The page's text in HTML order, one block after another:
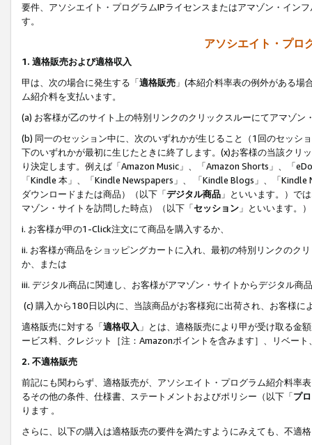
要件、アソシエイト・プログラムIPライセンスまたはアマゾン・イン
す。
アソシエイト・プロ
1. 適格販売および適格収入
甲は、次の場合に発生する「適格販売 」(本紹介料率表の例外がある
ム紹介料を支払います。
(a) お客様が乙のサイト上の特別リンクのクリックスルーにてアマゾン
(b) 同一のセッション中に、次のいずれかが生じること（1回のセッシ
下のいずれかが最初に生じたときに終了します。(x)お客様の当該ク
り決定します。例えば「Amazon Music」、「Amazon Shorts」、「
「Kindle 本」、「Kindle Newspapers」、 「Kindle Blogs」、「
ダウンロードまたは商品）（以下「デジタル商品 」といいます。）で
マゾン・サイトを訪問した時点）（以下「セッション 」といいます。
i. お客様が甲の1-Click注文にて商品を購入するか、
ii. お客様が商品をショッピングカートに入れ、最初の特別リンクのク
か、または
iii. デジタル商品に関連し、お客様がアマゾン・サイトからデジタル
(c) 購入から180日以内に、当該商品がお客様宛に出荷され、お客様
適格販売に対する「適格収入 」とは、適格販売により甲が受け取る金
ービス料、クレジット［注：Amazonポイントを含みます］、リベー
2. 不適格販売
前記にも関わらず、適格販売が、アソシエイト・プログラム紹介料率
るその他の条件、仕様書、ステートメントおよびポリシー（以下「プ
ります 。
さらに、以下の購入は適格販売の要件を満たすようにみえても、不適